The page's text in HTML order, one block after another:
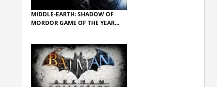
MIDDLE-EARTH: SHADOW OF
MORDOR GAME OF THE YEAR...